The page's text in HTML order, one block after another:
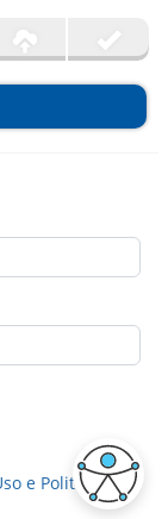
e Politica de